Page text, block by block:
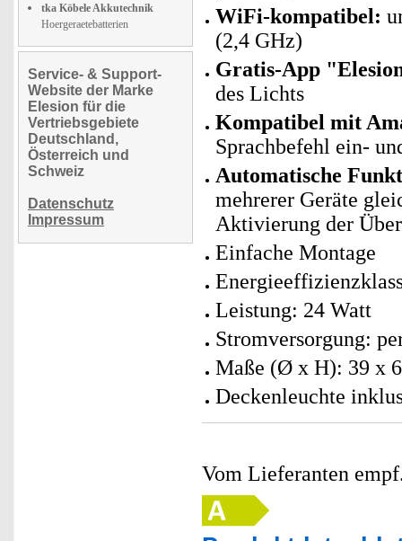
tka Köbele Akkutechnik
Hoergeraetebatterien
Service- & Support-
Website der Marke
Elesion für die
Vertriebsgebiete
Deutschland,
Österreich und
Schweiz
Datenschutz
Impressum
WiFi-kompatibel:
(2,4 GHz)
Gratis-App
des Lichts
Kompatibel mit
Sprachbefehl ein-
Automatische
mehrerer Geräte
Aktivierung der
Einfache Montage
Leistung: 24 Watt
Stromversorgung:
Maße (Ø x H): 39 x
Deckenleuchte
Vom Lieferanten